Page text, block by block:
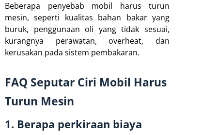
Beberapa penyebab mobil harus turun
mesin, seperti kualitas bahan bakar yang
buruk, penggunaan oli yang tidak sesuai,
kurangnya perawatan, overheat, dan
kerusakan pada sistem pembakaran.
FAQ Seputar Ciri Mobil Harus
Turun Mesin
1. Berapa perkiraan biaya